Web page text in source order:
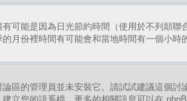
可能是因為日光節約時間（使用於不列顛
月份裡時間有可能會和當地時間有一個小時
區的管理員並未安裝它。請試試建議這個